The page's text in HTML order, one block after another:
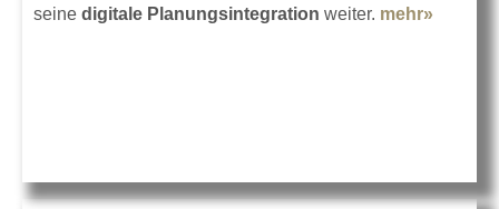
seine digitale Planungsintegration weiter. mehr»